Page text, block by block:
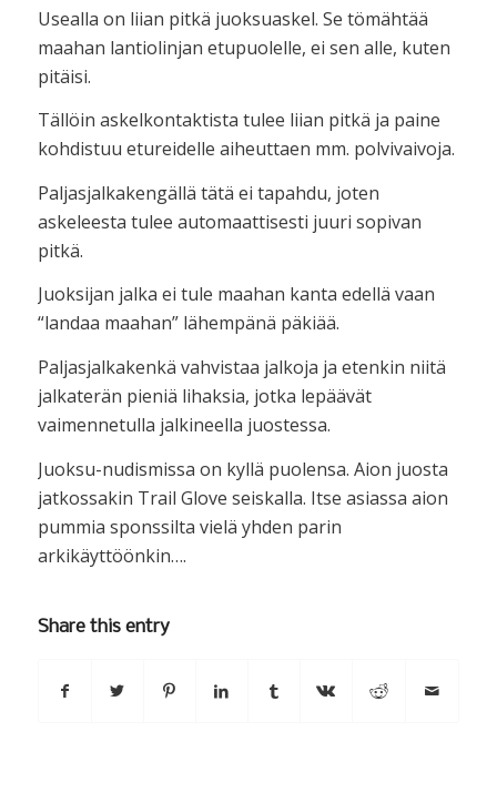
Usealla on liian pitkä juoksuaskel. Se tömähtää
maahan lantiolinjan etupuolelle, ei sen alle, kuten
pitäisi.
Tällöin askelkontaktista tulee liian pitkä ja paine
kohdistuu etureidelle aiheuttaen mm. polvivaivoja.
Paljasjalkakengällä tätä ei tapahdu, joten
askeleesta tulee automaattisesti juuri sopivan
pitkä.
Juoksijan jalka ei tule maahan kanta edellä vaan
“landaa maahan” lähempänä päkiää.
Paljasjalkakenkä vahvistaa jalkoja ja etenkin niitä
jalkaterän pieniä lihaksia, jotka lepäävät
vaimennetulla jalkineella juostessa.
Juoksu-nudismissa on kyllä puolensa. Aion juosta
jatkossakin Trail Glove seiskalla. Itse asiassa aion
pummia sponssilta vielä yhden parin
arkikäyttöönkin….
Share this entry